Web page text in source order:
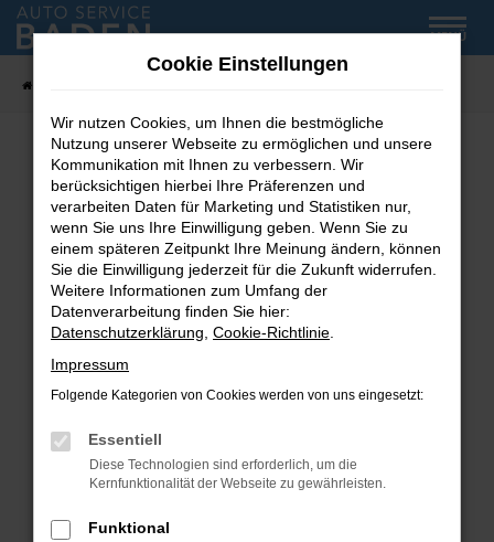
Zum
Hauptinhalt
MENÜ
Fehler: Network Error
Beim Laden ist ein Fehler aufgetreten.
Hier sind ein paar Tipps, die dir helfen können:
Überprüfe deine Firewall und deine
Internetverbindung.
Laden andere Webseiten, zum Beispiel deine
Suchmaschine?
Prüfe deine Browsererweiterungen.
können das Laden bestimmter Seiten
verhindern. Funktioniert die Seite in einem
Fenster?
Cookie Einstellungen
Wir nutzen Cookies, um Ihnen die bestmögliche
Nutzung unserer Webseite zu ermöglichen und unsere
Kommunikation mit Ihnen zu verbessern. Wir
berücksichtigen hierbei Ihre Präferenzen und
verarbeiten Daten für Marketing und Statistiken nur,
wenn Sie uns Ihre Einwilligung geben. Wenn Sie zu
einem späteren Zeitpunkt Ihre Meinung ändern, können
Sie die Einwilligung jederzeit für die Zukunft widerrufen.
Weitere Informationen zum Umfang der
Datenverarbeitung finden Sie hier:
Datenschutzerklärung Cookie-Richtlinie
Impressum
Folgende Kategorien von Cookies werden von uns eingesetzt:
Essentiell
Diese Technologien sind erforderlich, um die
Kernfunktionalität der Webseite zu gewährleisten.
Funktional